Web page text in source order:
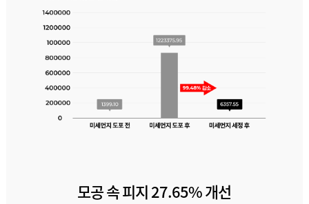
모공 속 피지 27.65% 개선